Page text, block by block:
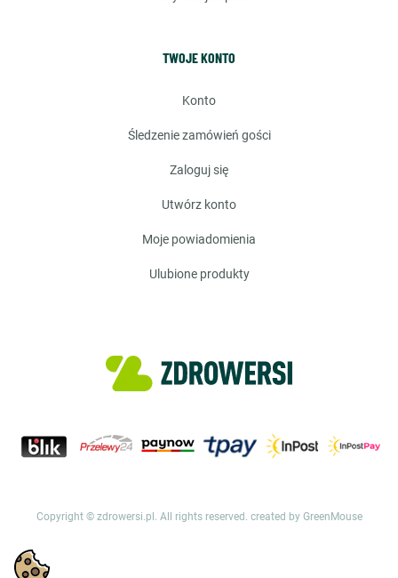
TWOJE KONTO
konto
śledzenie zamówień gości
zaloguj się
utwórz konto
moje powiadomienia
ulubione produkty
Copyright © zdrowersi.pl. All rights reserved. created by GreenMouse